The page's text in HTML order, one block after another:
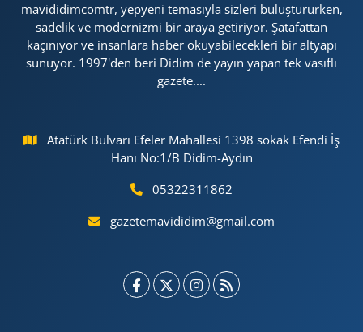
mavididimcomtr, yepyeni temasıyla sizleri buluştururken,
sadelik ve modernizmi bir araya getiriyor. Şatafattan
kaçınıyor ve insanlara haber okuyabilecekleri bir altyapı
sunuyor. 1997'den beri Didim de yayın yapan tek vasıflı
gazete....
Atatürk Bulvarı Efeler Mahallesi 1398 sokak Efendi İş
Hanı No:1/B Didim-Aydın
05322311862
gazetemavididim@gmail.com